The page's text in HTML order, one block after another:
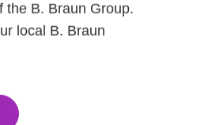
the B. Braun Group.
local B. Braun